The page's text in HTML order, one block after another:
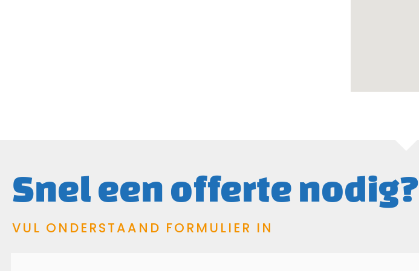
Snel een offerte nodig?
VUL ONDERSTAAND FORMULIER IN